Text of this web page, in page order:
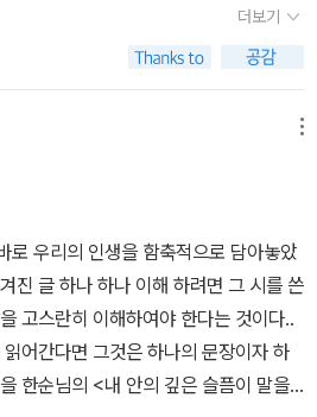
고 / 나는 얇은 옷을 입은 채 / 그들의
가 써지지 않는 밤 그들이 / 하릴없이
마의 엄마가 그랬듯이 <돌이 자란다>
교감이 깊고 원활하며, 삶의 안팎을 살
. 장석주 시인은 한순의 시에 대해 “슬픈
말하며 “(삶이라는) ‘아름다운 질
를 낳는 시적 숙고만이 오롯할 뿐이”라
어지고, 봄볕에 말라 부서져 사라져
따라가며 펼치는 시적 사유가 놀라움을
집에는 수식 없이 삶을 담담하게 성찰
〉 같은 시들이 있는가 하면, 시인의 마
인의 시집 <내 안의 깊은 슬픔이 말을 걸
서 습작하던 그때로 시곗바늘을 되돌려
은유로 표출되는 상상력이 기대 이상의
이다.토란잎에게내 한숨을 먹으며 자란
리는 내 어두운 얼굴을 이리저리 굴리다
다 나는 조금씩 가벼워졌다시집에 있
시였다. 왜 이렇게 걱정거리는 많은지
어느 날 우연히 베란다에서 본 토란잎
이다. 맑은 공기 대신 한숨을 먹고 자랐
보다 더 크게만 보인다. 주변에 기댈 사
고, 마음에 가득 들어찬 근심들을 모두
더보기
로 우리의 인생을 함축적으로 담아놓았
진 글 하나 하나 이해 하려면 그 시를 쓴
고스란히 이해하여야 한다는 것이다..
어간다면 그것은 하나의 문장이자 하
한순님의 <내 안의 깊은 슬픔이 말을